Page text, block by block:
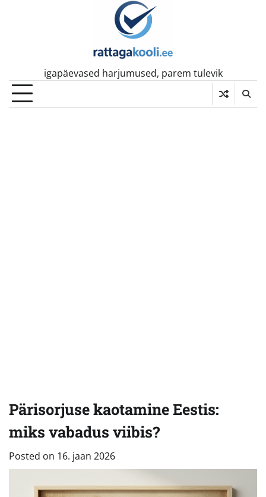
igapäevased harjumused, parem tulevik
Pärisorjuse kaotamine Eestis:
miks vabadus viibis?
Posted on 16. jaan 2026